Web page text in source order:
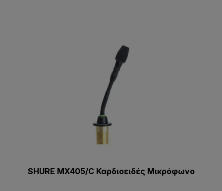
SHURE MX405/C Καρδιοειδές Μικρόφωνο